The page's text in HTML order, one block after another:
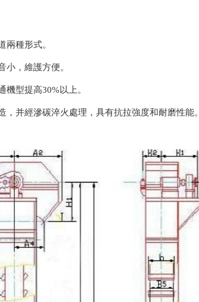
兩種形式。
小，維護方便。
機型提高30%以上。
，并經滲碳淬火處理，具有抗拉強度和耐磨性能